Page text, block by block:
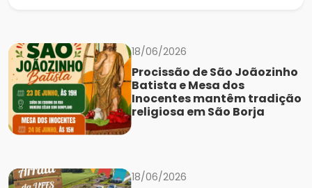
18/06/2026
Procissão de São Joãozinho
Batista e Mesa dos
Inocentes mantêm tradição
religiosa em São Borja
18/06/2026